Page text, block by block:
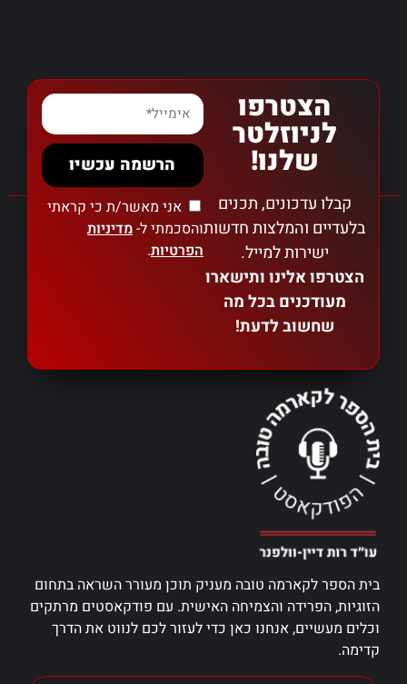
הצטרפו
לניוזלטר
שלנו!
קבלו עדכונים, תכנים
בלעדיים והמלצות חדשות
ישירות למייל.
הצטרפו אלינו ותישארו
מעודכנים בכל מה
שחשוב לדעת!
אני מאשר/ת כי קראתי
והסכמתי ל-מדיניות
הפרטיות.
הרשמה עכשיו
בית הספר לקארמה טובה מעניק תוכן מעורר השראה בתחום
הזוגיות, הפרידה והצמיחה האישית. עם פודקאסטים מרתקים
וכלים מעשיים, אנחנו כאן כדי לעזור לכם לנווט את הדרך
קדימה.